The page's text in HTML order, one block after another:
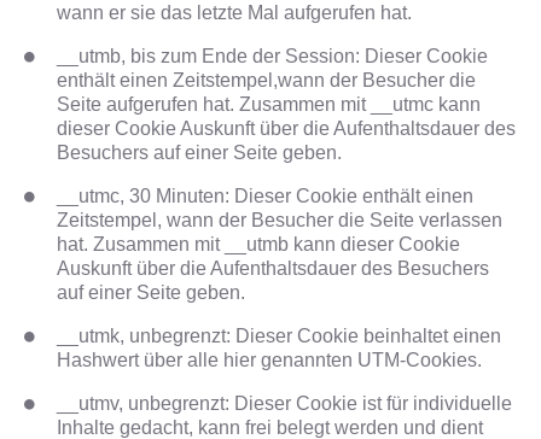
wann er sie das letzte Mal aufgerufen hat.
__utmb, bis zum Ende der Session: Dieser Cookie
enthält einen Zeitstempel,wann der Besucher die
Seite aufgerufen hat. Zusammen mit __utmc kann
dieser Cookie Auskunft über die Aufenthaltsdauer des
Besuchers auf einer Seite geben.
__utmc, 30 Minuten: Dieser Cookie enthält einen
Zeitstempel, wann der Besucher die Seite verlassen
hat. Zusammen mit __utmb kann dieser Cookie
Auskunft über die Aufenthaltsdauer des Besuchers
auf einer Seite geben.
__utmk, unbegrenzt: Dieser Cookie beinhaltet einen
Hashwert über alle hier genannten UTM-Cookies.
__utmv, unbegrenzt: Dieser Cookie ist für individuelle
Inhalte gedacht, kann frei belegt werden und dient